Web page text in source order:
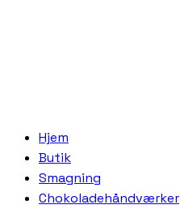
Hjem
Butik
Smagning
Chokoladehåndværker